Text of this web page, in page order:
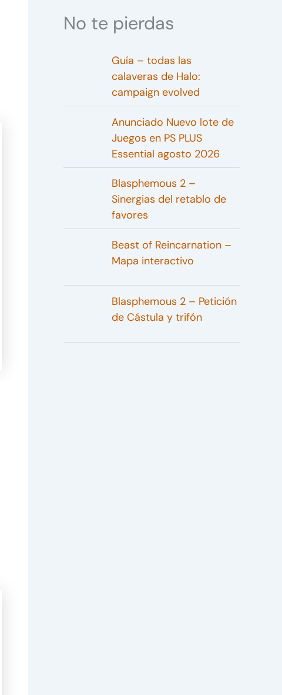
No te pierdas
Guía – todas las
calaveras de Halo:
campaign evolved
Anunciado Nuevo lote de
Juegos en PS PLUS
Essential agosto 2026
Blasphemous 2 –
Sinergias del retablo de
favores
Beast of Reincarnation –
Mapa interactivo
Blasphemous 2 – Petición
de Cástula y trifón